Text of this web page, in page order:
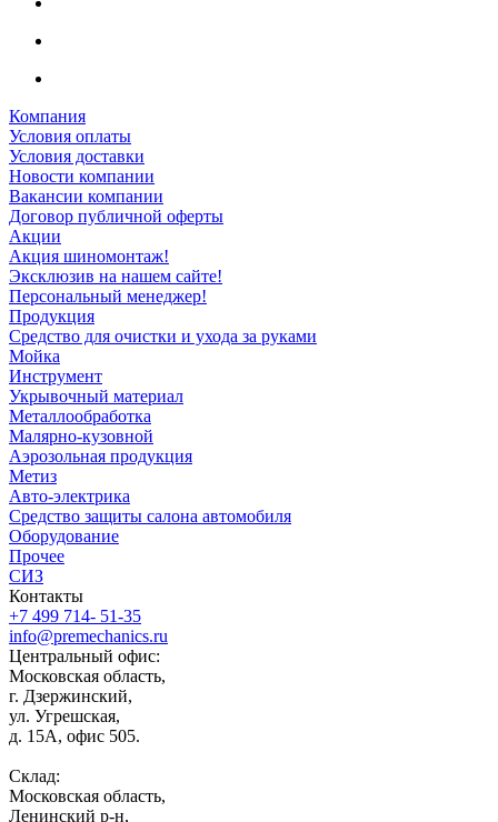
Компания
Условия оплаты
Условия доставки
Новости компании
Вакансии компании
Договор публичной оферты
Акции
Акция шиномонтаж!
Эксклюзив на нашем сайте!
Персональный менеджер!
Продукция
Средство для очистки и ухода за руками
Мойка
Инструмент
Укрывочный материал
Металлообработка
Малярно-кузовной
Аэрозольная продукция
Метиз
Авто-электрика
Средство защиты салона автомобиля
Оборудование
Прочее
СИЗ
Контакты
+7 499 714- 51-35
info@premechanics.ru
Центральный офис:
Московская область,
г. Дзержинский,
ул. Угрешская,
д. 15А, офис 505.
Склад:
Московская область,
Ленинский р-н,